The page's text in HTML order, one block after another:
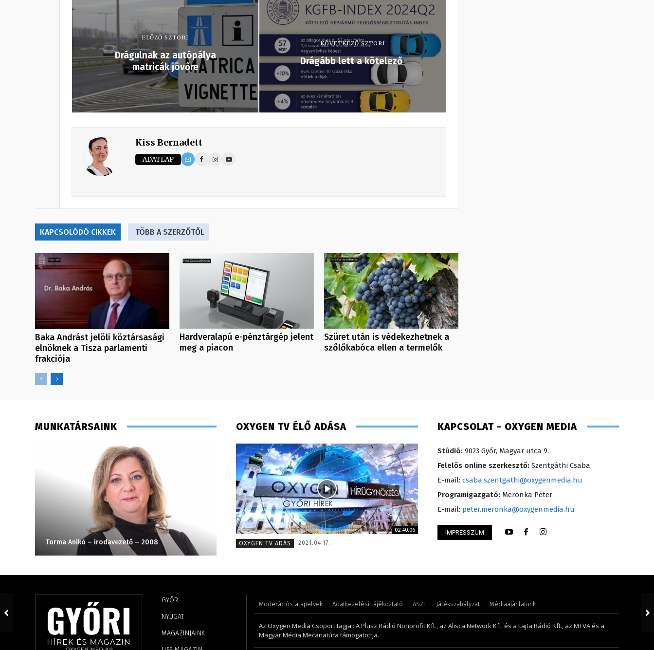
ELŐZŐ SZTORI
Drágulnak az autópálya
matricák jövőre
KÖVETKEZŐ SZTORI
Drágább lett a kötelező
Kiss Bernadett
ADATLAP
KAPCSOLÓDÓ CIKKEK TÖBB A SZERZŐTŐL
Baka Andrást jelöli köztársasági
elnöknek a Tisza parlamenti
frakciója
Hardveralapú e-pénztárgép jelent
meg a piacon
Szüret után is védekezhetnek a
szőlőkabóca ellen a termelők
MUNKATÁRSAINK
Torma Anikó – irodavezető – 2008 Huszti Tamás – operatőr, vágó – 2017 Müller Ádám – online szerkesztő – 2016
OXYGEN TV ÉLŐ ADÁSA
02:40:06
OXYGEN TV ADÁS
2021.04.17.
KAPCSOLAT - OXYGEN MEDIA
Stúdió: 9023 Győr, Magyar utca 9.
Felelős online szerkesztő: Szentgáthi Csaba
E-mail: csaba.szentgathi@oxygenmedia.hu
Programigazgató: Meronka Péter
E-mail: peter.meronka@oxygenmedia.hu
IMPRESSZUM
GYŐR
NYUGAT
MAGAZINJAINK
Moderációs alapelvek Adatkezelési tájékoztató ÁSZF Játékszabályzat Médiaajánlatunk
Az Oxygen Media Csoport tagjai: A Plusz Rádió Nonprofit Kft., az Alisca Network Kft. és a Lajta Rádió Kft., az MTVA és a
Magyar Média Mecanatúra támogatottja.